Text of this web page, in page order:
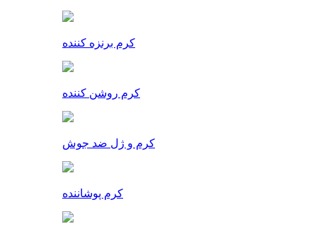
کرم برنزه کننده
کرم روشن کننده
کرم و ژل ضد جوش
کرم پوشاننده